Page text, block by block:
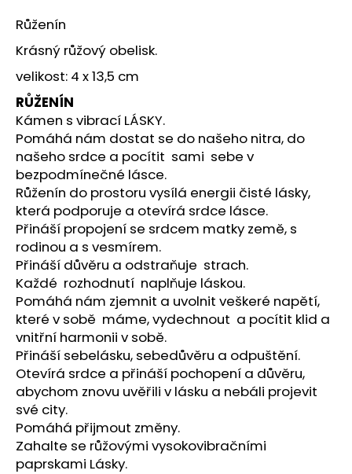
Růženín
Krásný růžový obelisk.
velikost: 4 x 13,5 cm
RŮŽENÍN
Kámen s vibrací LÁSKY.
Pomáhá nám dostat se do našeho nitra, do
našeho srdce a pocítit sami sebe v
bezpodmínečné lásce.
Růženín do prostoru vysílá energii čisté lásky,
která podporuje a otevírá srdce lásce.
Přináší propojení se srdcem matky země, s
rodinou a s vesmírem.
Přináší důvěru a odstraňuje strach.
Každé rozhodnutí naplňuje láskou.
Pomáhá nám zjemnit a uvolnit veškeré napětí,
které v sobě máme, vydechnout a pocítit klid a
vnitřní harmonii v sobě.
Přináší sebelásku, sebedůvěru a odpuštění.
Otevírá srdce a přináší pochopení a důvěru,
abychom znovu uvěřili v lásku a nebáli projevit
své city.
Pomáhá přijmout změny.
Zahalte se růžovými vysokovibračními
paprskami Lásky.
a
j
í
t
?
HLEDAT
D
o
p
o
r
u
č
u
j
e
m
e